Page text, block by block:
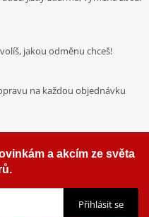
jakou odměnu chceš!
na každou objednávku
a akcím ze světa
Přihlásit se